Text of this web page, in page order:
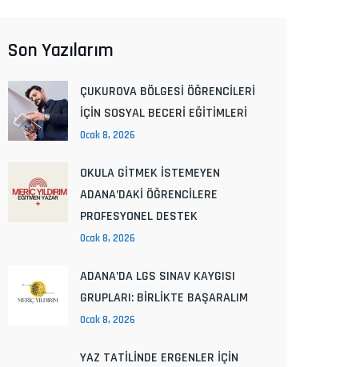
Son Yazılarım
ÇUKUROVA BÖLGESİ ÖĞRENCİLERİ
İÇİN SOSYAL BECERİ EĞİTİMLERİ
Ocak 8, 2026
OKULA GİTMEK İSTEMEYEN
ADANA’DAKİ ÖĞRENCİLERE
PROFESYONEL DESTEK
Ocak 8, 2026
ADANA’DA LGS SINAV KAYGISI
GRUPLARI: BİRLİKTE BAŞARALIM
Ocak 8, 2026
YAZ TATİLİNDE ERGENLER İÇİN